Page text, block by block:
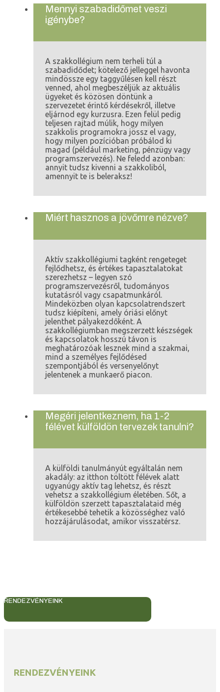
Mennyi szabadidőmet veszi
igénybe?
A szakkollégium nem terheli túl a
szabadidődet; kötelező jelleggel havonta
mindössze egy taggyűlésen kell részt
venned, ahol megbeszéljük az aktuális
ügyeket és közösen döntünk a
szervezetet érintő kérdésekről, illetve
eljárnod egy kurzusra. Ezen felül pedig
teljesen rajtad múlik, hogy milyen
szakkolis programokra jössz el vagy,
hogy milyen pozícióban próbálod ki
magad (például marketing, pénzügy vagy
programszervezés). Ne feledd azonban:
annyit tudsz kivenni a szakkoliból,
amennyit te is beleraksz!
Miért hasznos a jövőmre nézve?
Aktív szakkollégiumi tagként rengeteget
fejlődhetsz, és értékes tapasztalatokat
szerezhetsz – legyen szó
programszervezésről, tudományos
kutatásról vagy csapatmunkáról.
Mindeközben olyan kapcsolatrendszert
tudsz kiépíteni, amely óriási előnyt
jelenthet pályakezdőként. A
szakkollégiumban megszerzett készségek
és kapcsolatok hosszú távon is
meghatározóak lesznek mind a szakmai,
mind a személyes fejlődésed
szempontjából és versenyelőnyt
jelentenek a munkaerő piacon.
Megéri jelentkeznem, ha 1-2
félévet külföldön tervezek tanulni?
A külföldi tanulmányút egyáltalán nem
akadály: az itthon töltött félévek alatt
ugyanúgy aktív tag lehetsz, és részt
vehetsz a szakkollégium életében. Sőt, a
külföldön szerzett tapasztalataid még
értékesebbé tehetik a közösséghez való
hozzájárulásodat, amikor visszatérsz.
RENDEZVÉNYEINK
RENDEZVÉNYEINK